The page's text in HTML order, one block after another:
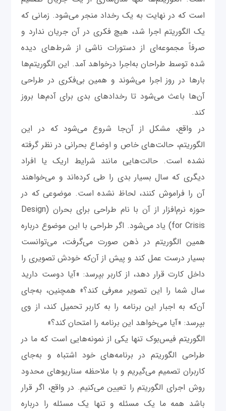
است که در نهایت به یک رخداد منجر می‌شود. زمانی که
یک الگوریتم اجرا شد، هیچ فکری در آن جریان ندارد و
صرفاً مجموعه‌ای از دستورات ناشی از شرط‌های دیده
شده توسط طراحان به‌اجرا درخواهد آمد. این الگوریتم‌ها
بارها در روز اجرا می‌شوند و همین بی‌فکری در طراحی
آن‌ها باعث می‌شود تا رخدادهای بدی برای آدم‌ها بروز
کند.
در واقع، مشکل از آن‌جا شروع می‌شود که در این
الگوریتم، حالت‌های خاص و اوضاع بحرانی در نظر گرفته
نشده است. حالت‌هایی مانند شرایط اریک یا افراد
دیگری که سال بسیار بدی را طی کرده‌اند و می‌خواهند
آن‌ را فراموش کنند، لحاظ نشده است. موضوعی که در
حوزه نرم‌افزار از آن با نام طراحی برای بحران (Design
for Crisis) یاد می‌شود. اگر طراحی با این موضوع درباره
همین الگوریتم در ذهن صورت می‌گرفت، می‌توانست
بسیار درست عمل کند و پیش از آن‌که خودش تصویری را
داخل کارت قرار دهد، از کاربر بپرسد: «آیا دوست دارید
سال شما را این تصویر معرفی کند؟» همچنین، به‌جای
آن‌که به‌ اجبار این برنامه را به کاربر تحمیل کند، از وی
بپرسد: «آیا می‌خواهد این برنامه را امتحان کند؟»
الگوریتم فیس‌بوک تنها یکی از نمونه‌هایی است که ما در
طراحی الگوریتم در برنامه‌های خود اشتباه و به‌جای
کاربران تصمیم می‌گیریم و با ملاحظه سناریوهای محدود
روش اجرای الگوریتم را تعیین می‌کنیم. در واقع، اگر قرار
باشد همه ما یک مسئله و تنها یک مسئله را درباره